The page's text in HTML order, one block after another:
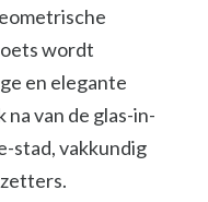
wordt
en elegante
van de glas-in-
stad, vakkundig